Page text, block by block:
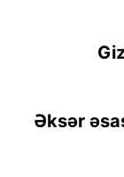
Əksər